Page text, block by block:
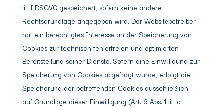
lit. f DSGVO gespeichert, sofern keine andere
Rechtsgrundlage angegeben wird. Der Websitebetreiber
hat ein berechtigtes Interesse an der Speicherung von
Cookies zur technisch fehlerfreien und optimierten
Bereitstellung seiner Dienste. Sofern eine Einwilligung zur
Speicherung von Cookies abgefragt wurde, erfolgt die
Speicherung der betreffenden Cookies ausschließlich
auf Grundlage dieser Einwilligung (Art. 6 Abs. 1 lit. a